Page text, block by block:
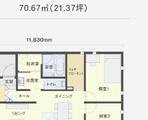
70.67㎡（21.37坪）